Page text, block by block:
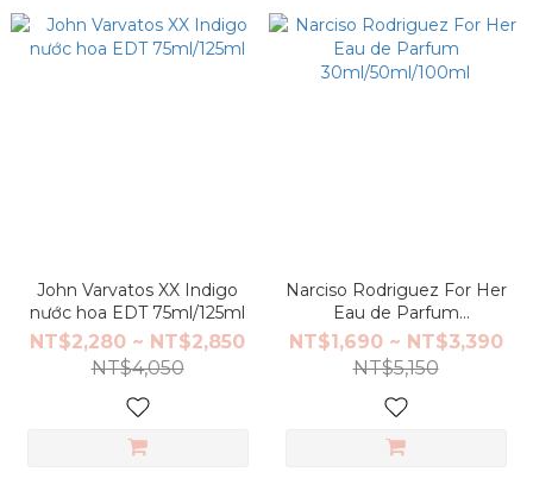
John Varvatos XX Indigo
nước hoa EDT 75ml/125ml
NT$2,280 ~ NT$2,850
NT$4,050
Narciso Rodriguez For Her
Eau de Parfum
30ml/50ml/100ml
NT$1,690 ~ NT$3,390
NT$5,150